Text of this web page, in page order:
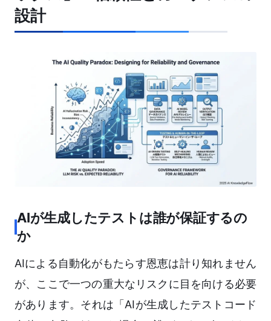
設計
AIが生成したテストは誰が保証するの
か
AIによる自動化がもたらす恩恵は計り知れません
が、ここで一つの重大なリスクに目を向ける必要
があります。それは「AIが生成したテストコード